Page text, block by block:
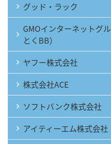
グッド・ラック
GMOインターネットグ
とくBB）
ヤフー株式会社
株式会社ACE
ソフトバンク株式会社
アイティーエム株式会社